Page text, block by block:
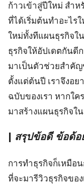
ก้าวเข้าสู่ปีใหม่ สำห
ที่ได้เริ่มต้นทำอะไร
ใหม่ทั้งทีแผนธุรกิจใ
ธุรกิจให้อัปเดตกันดี
มาเป็นตัวช่วยสำคัญ
ตั้งแต่ต้นปี เราจึงอย
ฉบับของเรา หากใ
มาสร้างแผนธุรกิจใ
| สรุปข้อดี ข้อด้อ
การทำธุรกิจก็เหมือ
ที่จะมารีวิวธุรกิจขอ